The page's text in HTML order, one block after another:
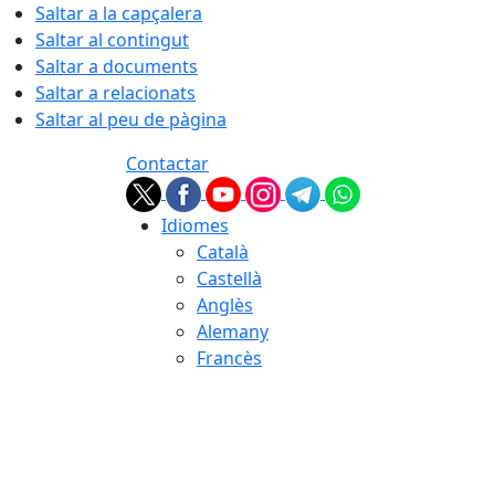
Saltar a la capçalera
Saltar al contingut
Saltar a documents
Saltar a relacionats
Saltar al peu de pàgina
Contactar
Idiomes
Català
Castellà
Anglès
Alemany
Francès